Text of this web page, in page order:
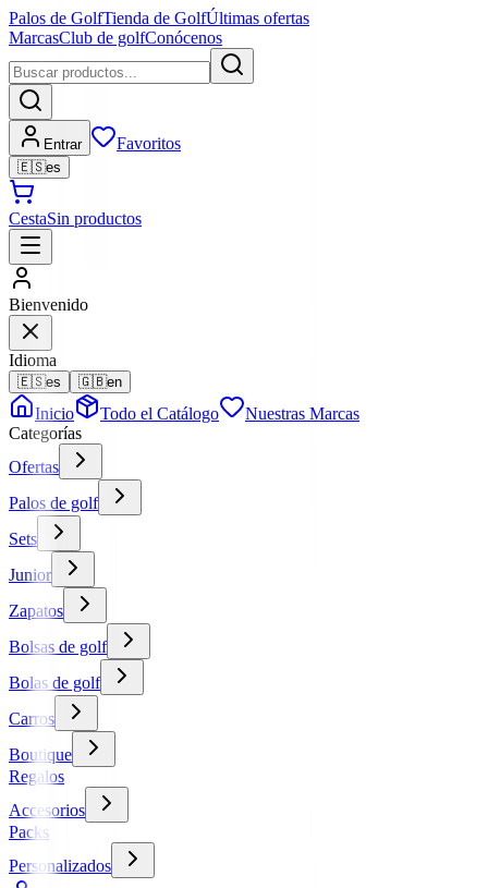
Palos de GolfTienda de GolfÚltimas ofertas
MarcasClub de golfConócenos
Entrar Favoritos
🇪🇸es
CestaSin productos
Bienvenido
Idioma
🇪🇸es 🇬🇧en
Inicio Todo el Catálogo
Nuestras Marcas
Categorías
Ofertas
Palos de golf
Sets
Junior
Zapatos
Bolsas de golf
Bolas de golf
Carros
Boutique
Regalos
Accesorios
Packs
Personalizados